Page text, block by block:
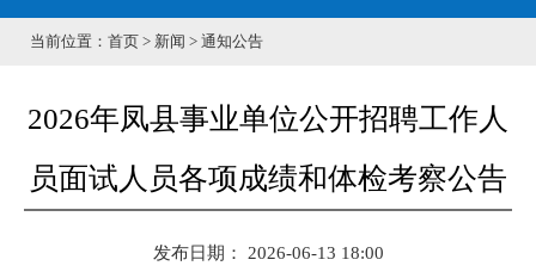
当前位置： 首页 > 新闻 > 通知公告
2026年凤县事业单位公开招聘工作人
员面试人员各项成绩和体检考察公告
发布日期： 2026-06-13 18:00